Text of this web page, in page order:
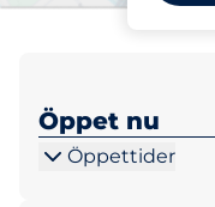
Öppet nu
Öppettider